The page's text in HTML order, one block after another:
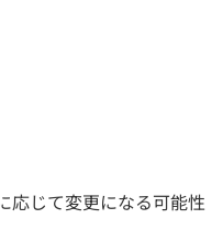
じて変更になる可能性